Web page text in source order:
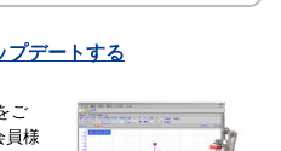
プデートする
ご
員様